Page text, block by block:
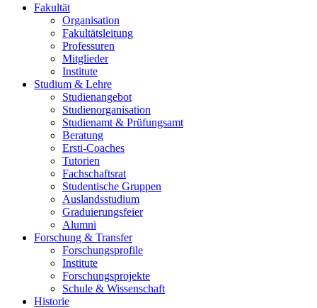
Fakultät
Organisation
Fakultätsleitung
Professuren
Mitglieder
Institute
Studium & Lehre
Studienangebot
Studienorganisation
Studienamt & Prüfungsamt
Beratung
Ersti-Coaches
Tutorien
Fachschaftsrat
Studentische Gruppen
Auslandsstudium
Graduierungsfeier
Alumni
Forschung & Transfer
Forschungsprofile
Institute
Forschungsprojekte
Schule & Wissenschaft
Historie